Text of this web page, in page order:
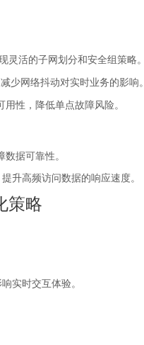
灵活的子网划分和安全组策略。
少网络抖动对实时业务的影响。
性，降低单点故障风险。
据可靠性。
提升高频访问数据的响应速度。
策略
实时交互体验。